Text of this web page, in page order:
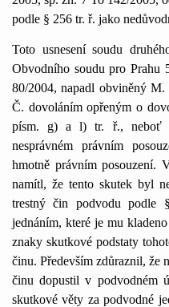
podle § 256 tr. ř. jako
Toto usnesení soudu
Obvodního soudu pro Prahu
80/2004, napadl obviněný
Č. dovoláním opřeným o
písm. g) a l) tr. ř., neboť
nesprávném právním
hmotně právním posouzení.
namítl, že tento skutek byl
trestný čin podvodu
jednáním, které je mu
znaky skutkové podstaty
činu. Především zdůraznil, že
činu dopustil v podvodném
skutkové věty za podvodné